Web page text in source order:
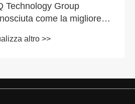
l'ascesa del mercato
dei refrigeratori a
è all'avanguardia
altro >>